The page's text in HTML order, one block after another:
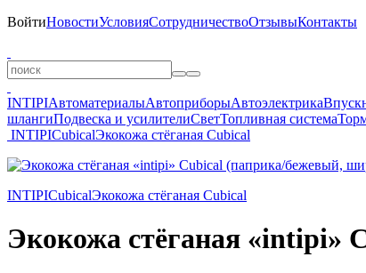
ВойтиНовостиУсловияСотрудничествоОтзывыКонтакты
INTIPIАвтоматериалыАвтоприборыАвтоэлектрика
шлангиПодвеска и усилителиСветТопливная система
INTIPICubicalЭкокожа стёганая Сubical
INTIPICubicalЭкокожа стёганая Сubical
Экокожа стёганая «intipi»